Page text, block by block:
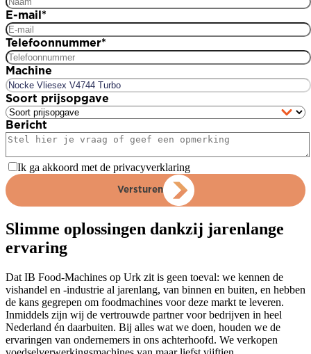
E-mail*
Telefoonnummer*
Machine
Soort prijsopgave
Bericht
Ik ga akkoord met de privacyverklaring
Versturen
Slimme oplossingen dankzij jarenlange
ervaring
Dat IB Food-Machines op Urk zit is geen toeval: we kennen de
vishandel en -industrie al jarenlang, van binnen en buiten, en hebben
de kans gegrepen om foodmachines voor deze markt te leveren.
Inmiddels zijn wij de vertrouwde partner voor bedrijven in heel
Nederland én daarbuiten. Bij alles wat we doen, houden we de
ervaringen van ondernemers in ons achterhoofd. We verkopen